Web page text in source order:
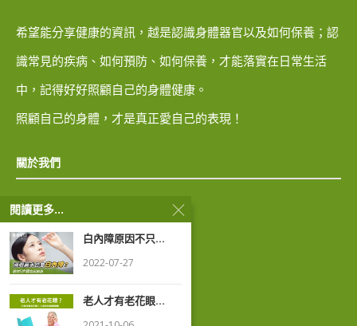
希望能分享健康的資訊，越是認識身體器官以及如何保養；認
識常見的疾病、如何預防、如何保養，才能落實在日常生活
中，記得好好照顧自己的身體健康。
照顧自己的身體，才是真正愛自己的表現！
關於我們
隱私權政策
著作權聲明
閱讀更多...
白內障原因不只...
2022-07-27
老人才有老花眼...